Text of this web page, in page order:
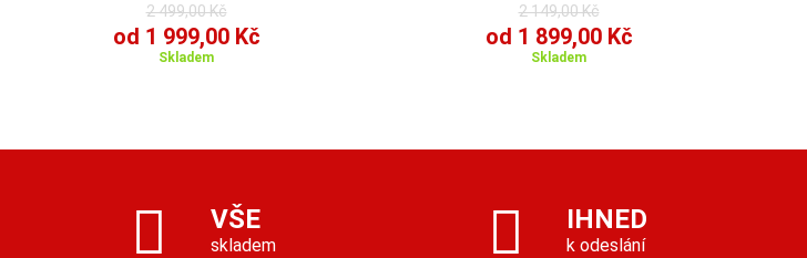
2 499,00 Kč
od 1 999,00 Kč
Skladem
2 149,00 Kč
od 1 899,00 Kč
Skladem
VŠE
skladem
IHNED
k odeslání